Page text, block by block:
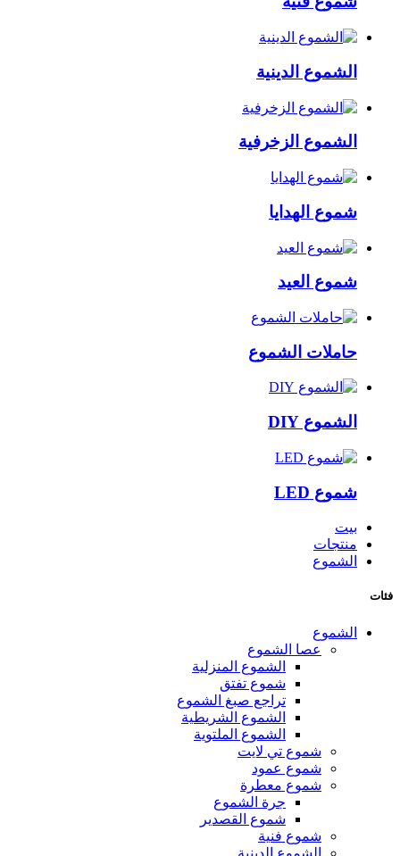
الشموع الدينية
الشموع الزخرفية
شموع الهدايا
شموع العيد
حاملات الشموع
الشموع DIY
شموع LED
بيت
منتجات
الشموع
فئات
الشموع
عصا الشموع
الشموع المنزلية
شموع تفتق
تراجع صبغ الشموع
الشموع الشريطية
الشموع الملتوية
شموع تي لايت
شموع عمود
شموع معطرة
جرة الشموع
شموع القصدير
شموع فنية
الشموع الدينية